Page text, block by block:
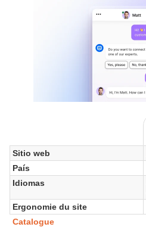
Sitio web
País
Idiomas
Ergonomie du site
Catalogue